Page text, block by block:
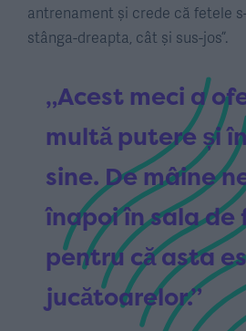
antrenament și crede că fetele
stânga-dreapta, cât și sus-jos”.
„Acest meci a
multă putere și
sine. De mâine
înapoi în sala de
pentru că asta
jucătoarelor.”